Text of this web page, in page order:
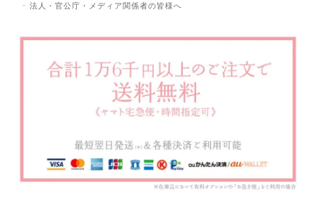
法人・官公庁・メディア関係者の皆様へ